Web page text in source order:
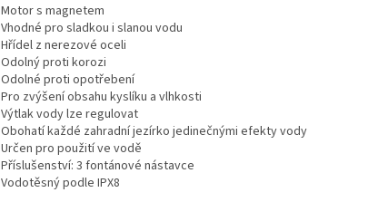
Motor s magnetem
Vhodné pro sladkou i slanou vodu
Hřídel z nerezové oceli
Odolný proti korozi
Odolné proti opotřebení
Pro zvýšení obsahu kyslíku a vlhkosti
Výtlak vody lze regulovat
Obohatí každé zahradní jezírko jedinečnými efekty vody
Určen pro použití ve vodě
Příslušenství: 3 fontánové nástavce
Vodotěsný podle IPX8